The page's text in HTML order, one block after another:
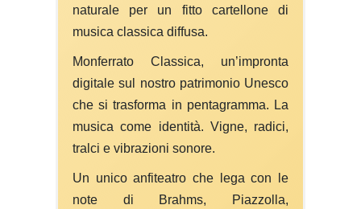
naturale per un fitto cartellone di
musica classica diffusa.
Monferrato Classica, un’impronta
digitale sul nostro patrimonio Unesco
che si trasforma in pentagramma. La
musica come identità. Vigne, radici,
tralci e vibrazioni sonore.
Un unico anfiteatro che lega con le
note di Brahms, Piazzolla,